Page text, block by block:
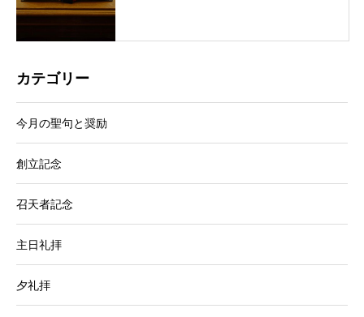
カテゴリー
今月の聖句と奨励
創立記念
召天者記念
主日礼拝
夕礼拝